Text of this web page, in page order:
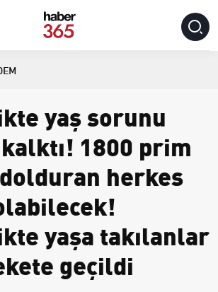
yaş sorunu
1800 prim
herkes
yaşa takılanlar
geçildi